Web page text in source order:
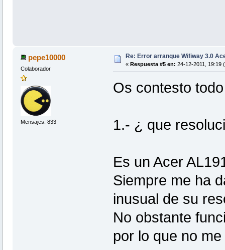
pepe10000
Colaborador
Mensajes: 833
Re: Error arranque Wifiway 3.0
« Respuesta #5 en: 24-12-2011, 19:19
Os contesto
1.- ¿ que
Es un Acer
Siempre me ha
inusual de su
No obstante
por lo que no